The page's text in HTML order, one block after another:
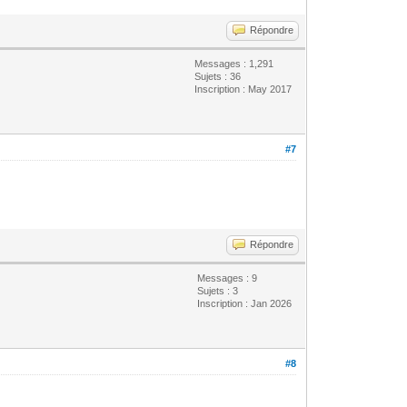
Répondre
Messages : 1,291
Sujets : 36
Inscription : May 2017
#7
Répondre
Messages : 9
Sujets : 3
Inscription : Jan 2026
#8